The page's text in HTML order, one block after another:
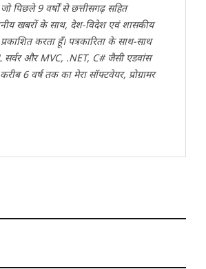
पिछले 9 वर्षों से छत्तीसगढ़ सहित
खबरों के साथ, देश-विदेश एवं शासकीय
करता हूँ। पत्रकारिता के साथ-साथ
और MVC, .NET, C# जैसी एडवांस
6 वर्ष तक का मेरा सॉफ्टवेयर, प्रोग्रामर